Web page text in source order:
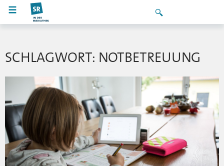
SCHLAGWORT: NOTBETREUUNG